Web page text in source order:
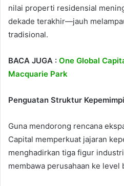
nilai properti residensial
dekade terakhir—jauh
tradisional.
BACA JUGA : One Global
Macquarie Park
Penguatan Struktur
Guna mendorong rencana
Capital memperkuat jajaran
menghadirkan tiga figur
membawa perusahaan ke level